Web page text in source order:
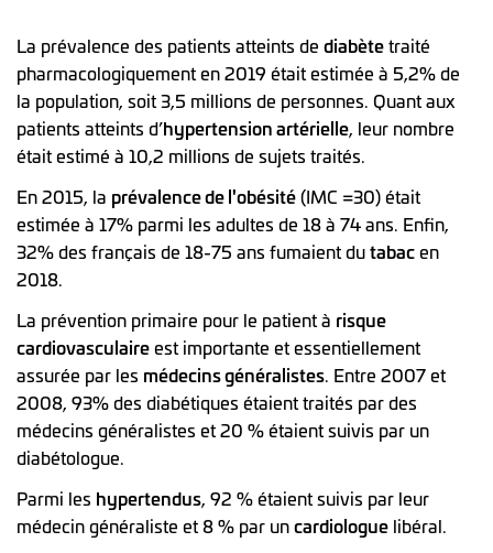
La prévalence des patients atteints de diabètetraité
pharmacologiquement en 2019 était estimée à 5,2% de
la population, soit 3,5 millions de personnes. Quant aux
patients atteints d’hypertension artérielle, leur nombre
était estimé à 10,2 millions de sujets traités.
En 2015, la prévalence de l'obésité(IMC =30) était
estimée à 17% parmi les adultes de 18 à 74 ans. Enfin,
32% des français de 18-75 ans fumaient dutabacen
2018.
La prévention primaire pour le patient à risque
cardiovasculaireest importante et essentiellement
assurée par les médecins généralistes. Entre 2007 et
2008, 93% des diabétiques étaient traités par des
médecins généralistes et 20 % étaient suivis par un
diabétologue.
Parmi les hypertendus, 92 % étaient suivis par leur
médecin généraliste et 8 % par uncardiologue libéral.